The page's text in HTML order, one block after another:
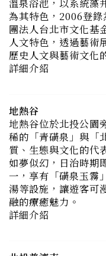
人文特色，透過藝術
歷史人文與藝術文化
詳細介紹
稀的「青磺泉」與「
質、生態與文化的代
如夢似幻，日治時期
一，享有「磺泉玉霧
湯等設施，讓遊客可
融的療癒魅力。
詳細介紹
蹟寶鑑》，普濟寺與